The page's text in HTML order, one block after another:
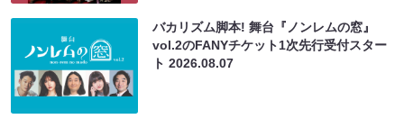
バカリズム脚本! 舞台『ノンレムの窓』
vol.2のFANYチケット1次先行受付スター
ト2026.08.07